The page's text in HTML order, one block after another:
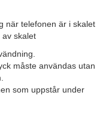
när telefonen är i skalet
av skalet
måste användas utan
som uppstår under